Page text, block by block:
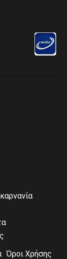
Όροι Χρήσης